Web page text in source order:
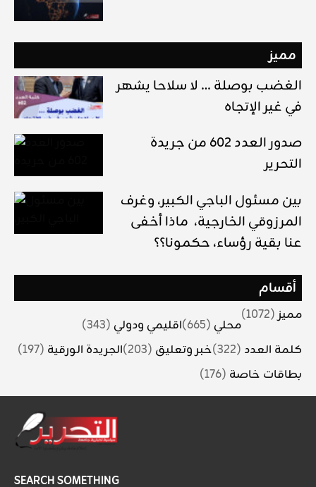
مميز
الغضب بوصلة … لا سلاحا يشهر
في غير الإتجاه
صدور العدد 602 من جريدة
التحرير
بين مسئول الباجي الكبير، وغرف
المرزوقي الخارجية، ماذا أخفى
عنا بقية رؤساء، حكمونا؟؟
أقسام
مميز(1072)
محلي (665) اقليمي ودولي (343)
كلمة العدد (322) خبر وتعليق (203) الجريدة الورقية (197)
بطاقات خاصة (176)
SEARCH SOMETHING